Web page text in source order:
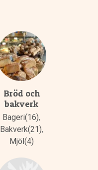
Bröd och
bakverk
Bageri(16),
Bakverk(21),
Mjöl(4)